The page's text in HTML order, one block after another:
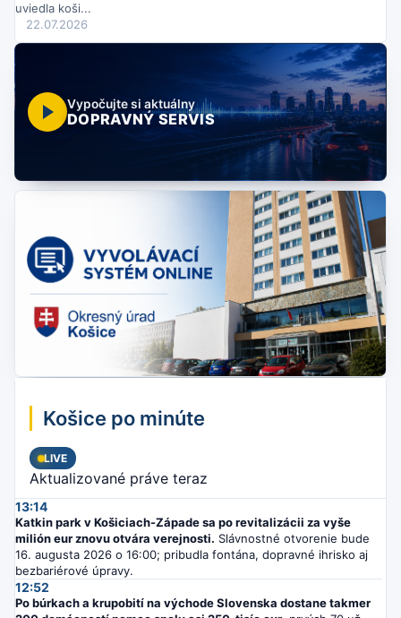
uviedla koši...
22.07.2026
Vypočujte si aktuálny
DOPRAVNÝ SERVIS
Košice po minúte
LIVE
Aktualizované práve teraz
13:14
Katkin park v Košiciach-Západe sa po revitalizácii za vyše
milión eur znovu otvára verejnosti. Slávnostné otvorenie bude
16. augusta 2026 o 16:00; pribudla fontána, dopravné ihrisko aj
bezbariérové úpravy.
12:52
Po búrkach a krupobití na východe Slovenska dostane takmer